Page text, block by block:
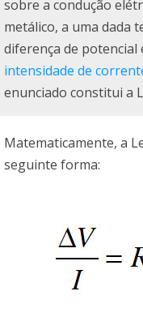
sobre a condução
metálico, a uma dada
diferença de potencial
intensidade de
enunciado constitui a
Matematicamente, a
seguinte forma: